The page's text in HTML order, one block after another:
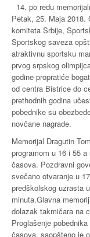
14. po redu
Petak, 25. Maja 2018.
komiteta Srbije,
Sportskog saveza
atraktivnu sportsku
prvog srpskog
godine propratiće
od centra Bistrice do
prethodnih godina
pobednike su
novčane nagrade.
Memorijal Dragutin
programom u 16 i 55
časova. Pozdravni
svečano otvaranje u
predškolskog uzrasta
minuta.Glavna
dolazak takmičara na
Proglašenje
časova, saopšteno je